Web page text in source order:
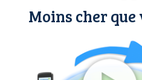
Moins cher